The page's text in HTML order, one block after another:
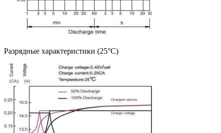
Разрядные характеристики (25°C)